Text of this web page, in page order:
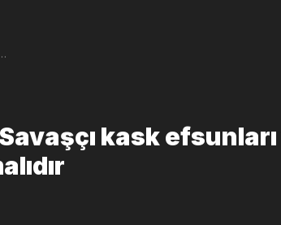
ve kask seçimi özenle yapılmalıdır
kask